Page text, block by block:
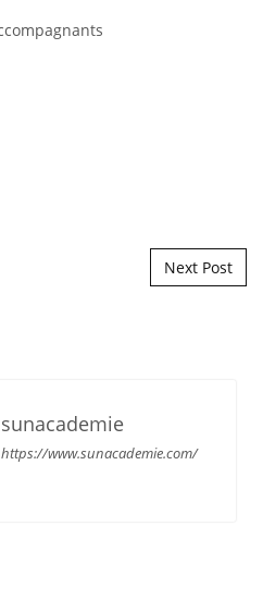
Next Post
sunacademie
https://www.sunacademie.com/